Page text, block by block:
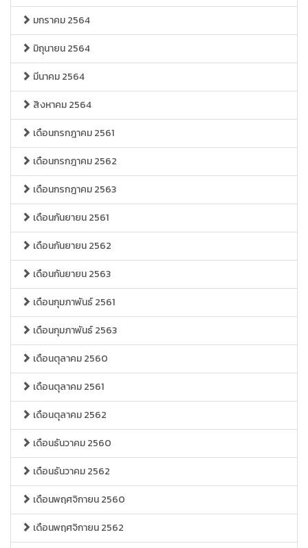
มกราคม 2564
มิถุนายน 2564
มีนาคม 2564
สิงหาคม 2564
เดือนกรกฎาคม 2561
เดือนกรกฎาคม 2562
เดือนกรกฎาคม 2563
เดือนกันยายน 2561
เดือนกันยายน 2562
เดือนกันยายน 2563
เดือนกุมภาพันธ์ 2561
เดือนกุมภาพันธ์ 2563
เดือนตุลาคม 2560
เดือนตุลาคม 2561
เดือนตุลาคม 2562
เดือนธันวาคม 2560
เดือนธันวาคม 2562
เดือนพฤศจิกายน 2560
เดือนพฤศจิกายน 2562